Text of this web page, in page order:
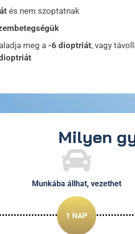
és nem szoptatnak
meg a -6 dioptriát, vagy
Milyen
Munkába állhat, vezethet
1 NAP